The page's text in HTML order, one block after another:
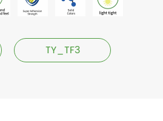
TY_TF3